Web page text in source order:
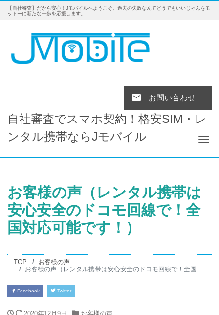
【自社審査】だから安心！Jモバイルへようこそ。過去の失敗なんてどうでもいいじゃんをモ
ットーに新たな一歩を応援します。
お問い合わせ
自社審査でスマホ契約！格安SIM・レ
ンタル携帯ならJモバイル
お客様の声（レンタル携帯は
安心安全のドコモ回線で！全
国対応可能です！）
TOP
お客様の声
お客様の声（レンタル携帯は安心安全のドコモ回線で！全国対応可能です！）
Facebook Twitter
2020年12月9日 お客様の声